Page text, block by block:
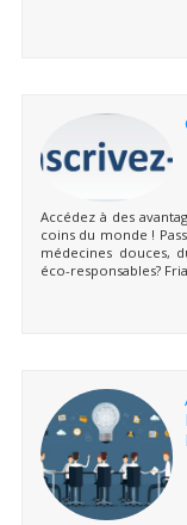
Accédez à des
coins du monde !
médecines douces,
éco-responsables?